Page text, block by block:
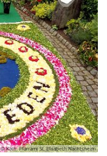
© Kath. Pfarramt St. Elisabeth Nachtsheim